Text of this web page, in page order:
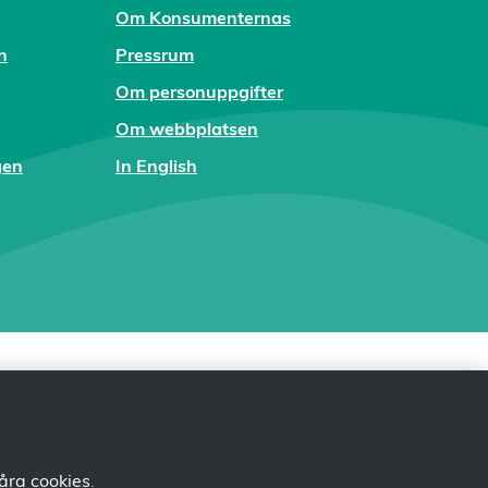
Om Konsumenternas
Pressrum
Om personuppgifter
Om webbplatsen
In English
cookies.